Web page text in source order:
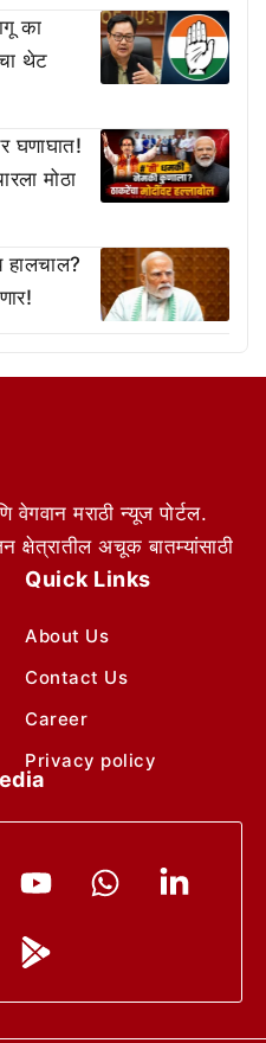
का
थेट
घणाघात!
मोठा
हालचाल?
वेगवान मराठी न्यूज पोर्टल.
क्षेत्रातील अचूक बातम्यांसाठी
Quick Links
About Us
Contact Us
Career
Privacy policy